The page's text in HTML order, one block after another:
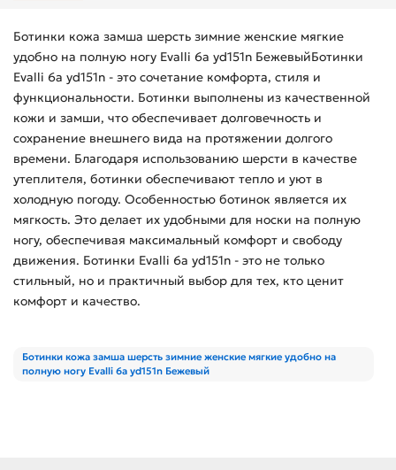
Ботинки кожа замша шерсть зимние женские мягкие
удобно на полную ногу Evalli 6a yd151n БежевыйБотинки
Evalli 6a yd151n - это сочетание комфорта, стиля и
функциональности. Ботинки выполнены из качественной
кожи и замши, что обеспечивает долговечность и
сохранение внешнего вида на протяжении долгого
времени. Благодаря использованию шерсти в качестве
утеплителя, ботинки обеспечивают тепло и уют в
холодную погоду. Особенностью ботинок является их
мягкость. Это делает их удобными для носки на полную
ногу, обеспечивая максимальный комфорт и свободу
движения. Ботинки Evalli 6a yd151n - это не только
стильный, но и практичный выбор для тех, кто ценит
комфорт и качество.
Ботинки кожа замша шерсть зимние женские мягкие удобно на
полную ногу Evalli 6a yd151n Бежевый